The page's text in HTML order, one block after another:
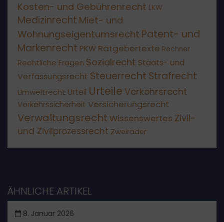
Kosten- und Gebührenrecht LKW
Medizinrecht Miet- und
Wohnungseigentumsrecht Patent- und
Markenrecht PKW Ratgebertexte Rechner
Rechtliche Fragen Sozialrecht Staats- und
Verfassungsrecht Steuerrecht Strafrecht
Umweltrecht Urteil Urteile Verkehrsrecht
Verkehrssicherheit Versicherungsrecht
Verwaltungsrecht Wissenswertes Zivil-
und Zivilprozessrecht Zweiräder
ÄHNLICHE ARTIKEL
8. Januar 2026